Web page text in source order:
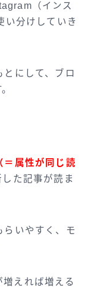
（インス
い分けしていき
とにして、ブロ
＝属性が同じ読
た記事が読ま
らいやすく、モ
えれば増える